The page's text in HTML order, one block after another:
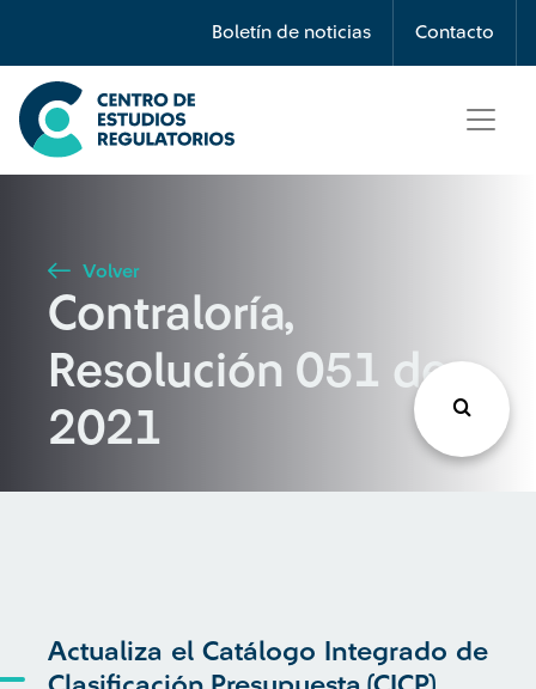
Boletín de noticias Contacto
Búsqueda
Seleccione país
Buscar
Volver
Contraloría,
Resolución 051 de
2021
Actualiza el Catálogo Integrado de